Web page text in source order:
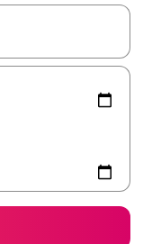
krećete kroz njih